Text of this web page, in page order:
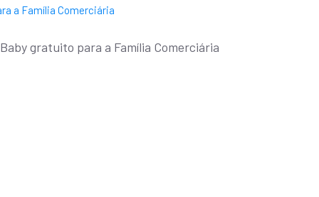
gratuito para a Família Comerciária